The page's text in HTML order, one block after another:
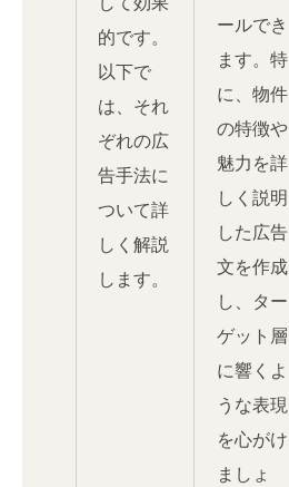
的です。
以下で
は、それ
ぞれの広
告手法に
ついて詳
しく解説
します。
ールでき
ます。特
に、物件
の特徴や
魅力を詳
しく説明
した広告
文を作成
し、ター
ゲット層
に響くよ
うな表現
を心がけ
ましょ